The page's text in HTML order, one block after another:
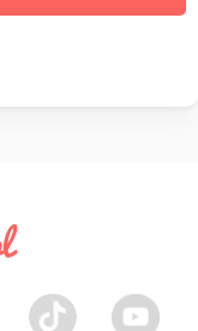
TikTok Youtube